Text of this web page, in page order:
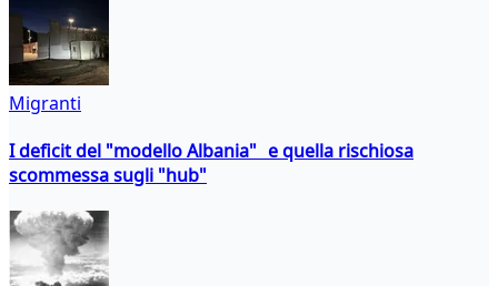
Migranti
I deficit del "modello Albania" e quella rischiosa
scommessa sugli "hub"